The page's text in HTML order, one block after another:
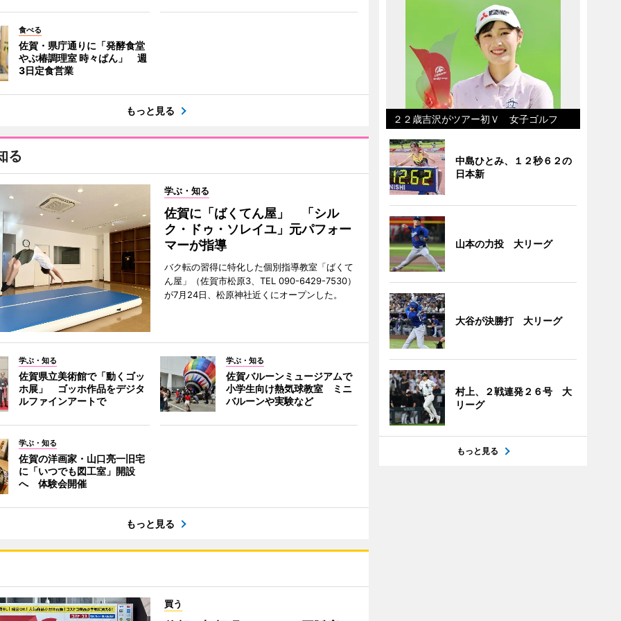
食べる
佐賀・県庁通りに「発酵食堂
やぶ椿調理室 時々ぱん」 週
3日定食営業
もっと見る
る
学ぶ・知る
佐賀に「ばくてん屋」 「シル
ク・ドゥ・ソレイユ」元パフォー
マーが指導
バク転の習得に特化した個別指導教室「ばくて
ん屋」（佐賀市松原3、TEL 090-6429-7530）
が7月24日、松原神社近くにオープンした。
学ぶ・知る
佐賀県立美術館で「動くゴッ
ホ展」 ゴッホ作品をデジタ
ルファインアートで
学ぶ・知る
佐賀バルーンミュージアムで
小学生向け熱気球教室 ミニ
バルーンや実験など
学ぶ・知る
佐賀の洋画家・山口亮一旧宅
に「いつでも図工室」開設
へ 体験会開催
もっと見る
買う
２２歳吉沢がツアー初Ｖ 女子ゴルフ
中島ひとみ、１２秒６２の
日本新
山本の力投 大リーグ
大谷が決勝打 大リーグ
村上、２戦連発２６号 大
リーグ
もっと見る